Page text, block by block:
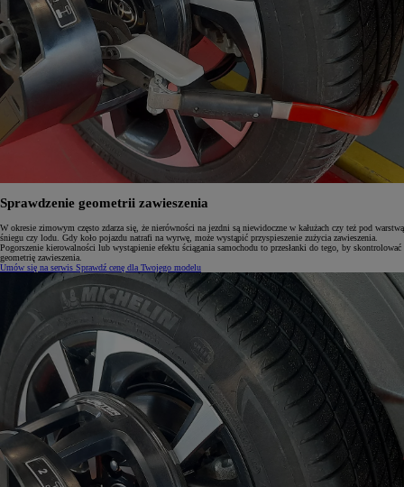
Sprawdzenie geometrii zawieszenia
W okresie zimowym często zdarza się, że nierówności na jezdni są niewidoczne w kałużach czy też pod warstwą
śniegu czy lodu. Gdy koło pojazdu natrafi na wyrwę, może wystąpić przyspieszenie zużycia zawieszenia.
Pogorszenie kierowalności lub wystąpienie efektu ściągania samochodu to przesłanki do tego, by skontrolować
geometrię zawieszenia.
Umów się na serwis Sprawdź cenę dla Twojego modelu